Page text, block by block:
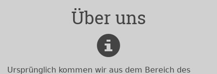
Über uns
Ursprünglich kommen wir aus dem Bereich des